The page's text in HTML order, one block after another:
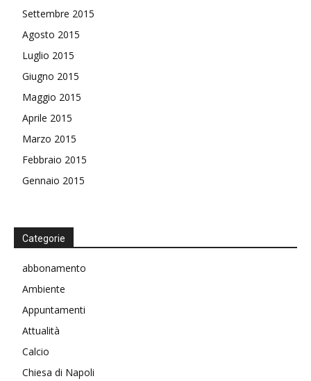
Settembre 2015
Agosto 2015
Luglio 2015
Giugno 2015
Maggio 2015
Aprile 2015
Marzo 2015
Febbraio 2015
Gennaio 2015
Categorie
abbonamento
Ambiente
Appuntamenti
Attualità
Calcio
Chiesa di Napoli